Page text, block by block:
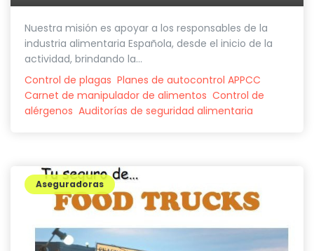
Nuestra misión es apoyar a los responsables de la
industria alimentaria Española, desde el inicio de la
actividad, brindando la...
Control de plagas Planes de autocontrol APPCC
Carnet de manipulador de alimentos Control de
alérgenos Auditorías de seguridad alimentaria
Aseguradoras